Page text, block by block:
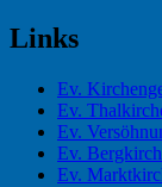
Links
Ev.
Ev.
Ev.
Ev.
Ev.